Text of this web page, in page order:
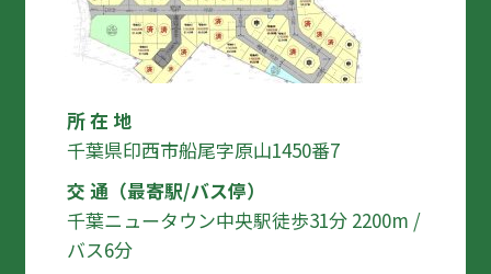
所 在 地
千葉県印西市船尾字原山1450番7
交 通（最寄駅/バス停）
千葉ニュータウン中央駅徒歩31分 2200m /
バス6分